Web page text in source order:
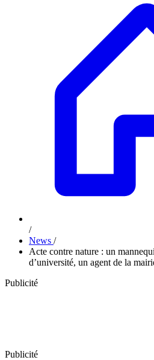
/
News /
Acte contre nature : un
d’université, un agent de la
Publicité
Publicité